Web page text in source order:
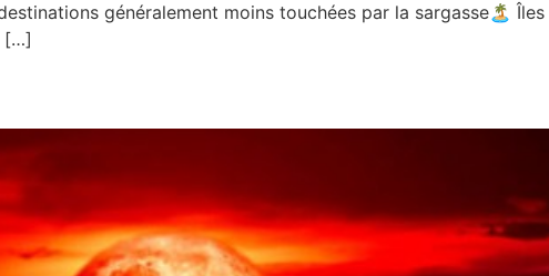
généralement moins touchées par la sargasse🏝️
[…]